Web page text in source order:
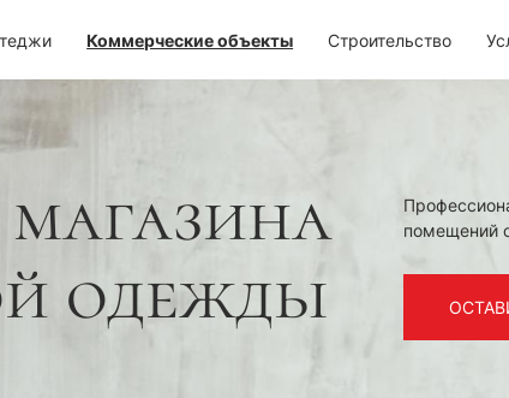
Коммерческие объекты Строительство
одежды
помещений